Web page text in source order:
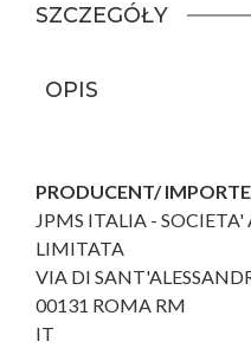
SZCZEGÓŁY
OPIS
PRODUCENT/
JPMS ITALIA -
LIMITATA
VIA DI
00131 ROMA RM
IT